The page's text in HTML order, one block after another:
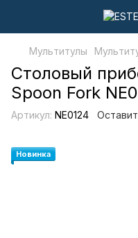
Мультитулы
Столовый
Spoon Fork
Артикул: NE0124
Новинка